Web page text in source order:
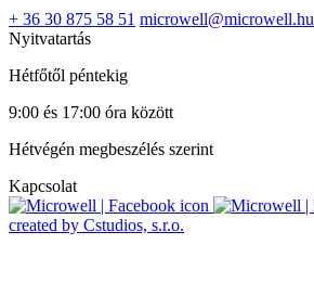
+ 36 30 875 58 51 microwell@microwell.hu
Nyitvatartás
Hétfőtől péntekig
9:00 és 17:00 óra között
Hétvégén megbeszélés szerint
Kapcsolat
created by Cstudios, s.r.o.